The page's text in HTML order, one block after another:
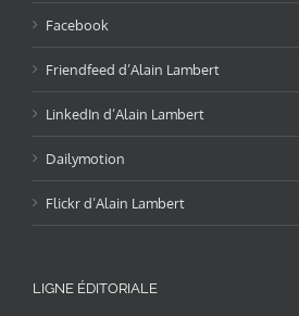
Facebook
Friendfeed d’Alain Lambert
LinkedIn d’Alain Lambert
Dailymotion
Flickr d’Alain Lambert
LIGNE ÉDITORIALE